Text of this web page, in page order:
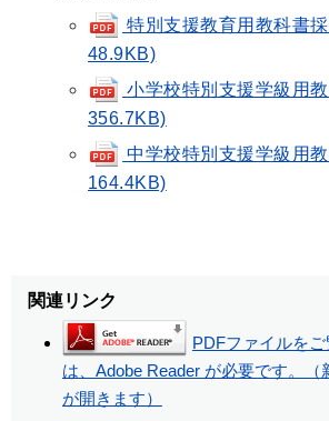
特別支援教育用教科書
48.9KB)
小学校特別支援学級用
356.7KB)
中学校特別支援学級用
164.4KB)
関連リンク
PDFファイルを
は、Adobe Reader が必要です。（
が開きます）